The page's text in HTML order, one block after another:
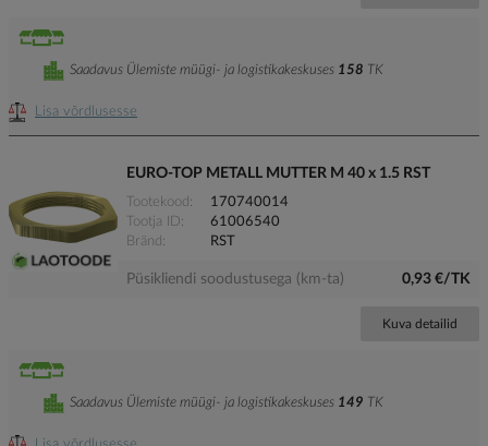
Lisa võrdlusesse
Saadavus Ülemiste müügi- ja logistikakeskuses 158 TK
EURO-TOP METALL MUTTER M 40 x 1.5 RST
Tootekood
170740014
Tootja ID
61006540
Bränd
RST
Püsikliendi soodustusega (km-ta) 0,93 €/TK
Kuva detailid
Saadavus Ülemiste müügi- ja logistikakeskuses 149 TK